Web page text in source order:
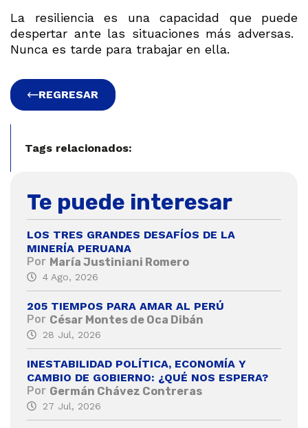
La resiliencia es una capacidad que puede
despertar ante las situaciones más adversas.
Nunca es tarde para trabajar en ella.
REGRESAR
Tags relacionados:
Te puede interesar
LOS TRES GRANDES DESAFÍOS DE LA
MINERÍA PERUANA
Por María Justiniani Romero
4 Ago, 2026
205 TIEMPOS PARA AMAR AL PERÚ
Por César Montes de Oca Dibán
28 Jul, 2026
INESTABILIDAD POLÍTICA, ECONOMÍA Y
CAMBIO DE GOBIERNO: ¿QUÉ NOS ESPERA?
Por Germán Chávez Contreras
27 Jul, 2026